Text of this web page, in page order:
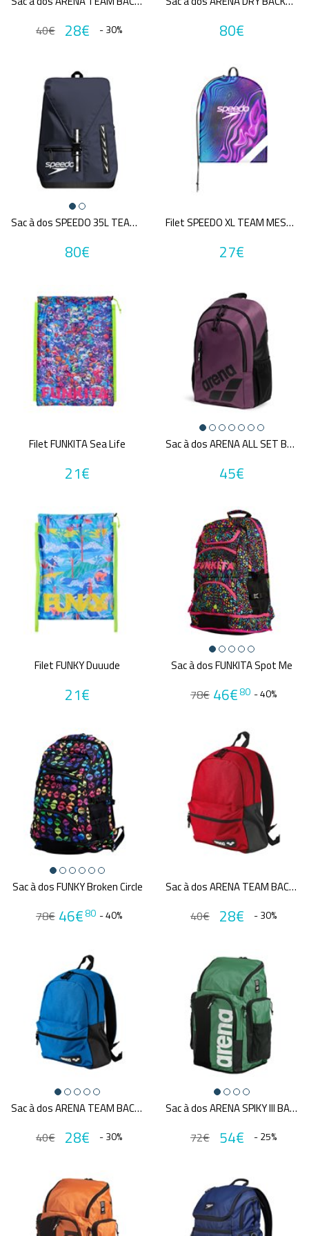
FUNKITA
FUNKY TRUNKS
SPEEDO
FUNKY
AXR AXEL REYMOND
NIKE SWIM
40€ 28€ - 30% 80€
Sac à dos SPEEDO 35L TEAM BAG
80€
Filet SPEEDO XL TEAM MESH BAG PRINTED BLA/PUR
27€
Filet FUNKITA Sea Life
21€
Sac à dos ARENA ALL SET BACKPACK 30L
45€
Filet FUNKY Duuude
21€
Sac à dos FUNKITA Spot Me
78€ 46€80 - 40%
Sac à dos FUNKY Broken Circle
78€ 46€80 - 40%
Sac à dos ARENA TEAM BACKPACK 30
40€ 28€ - 30%
Sac à dos ARENA TEAM BACKPACK 30
40€ 28€ - 30%
Sac à dos ARENA SPIKY III BACKPACK 45 GREEN
72€ 54€ - 25%